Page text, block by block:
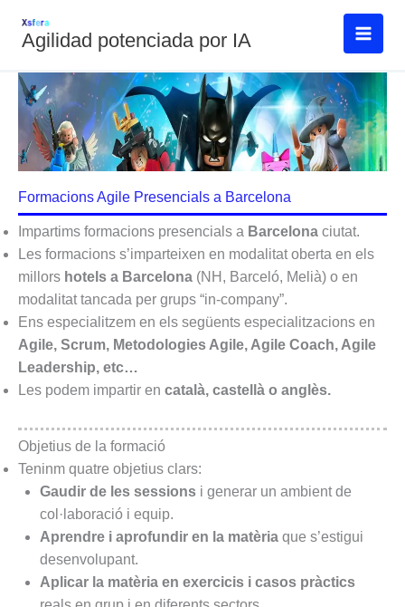
contingut
Agilidad potenciada por IA
Formacions Agile Presencials a Barcelona
Impartims formacions presencials a Barcelona ciutat.
Les formacions s’imparteixen en modalitat oberta en els
millors hotels a Barcelona (NH, Barceló, Melià) o en
modalitat tancada per grups “in-company”.
Ens especialitzem en els següents especialitzacions en
Agile, Scrum, Metodologies Agile, Agile Coach, Agile
Leadership, etc…
Les podem impartir en català, castellà o anglès.
Objetius de la formació
Teninm quatre objetius clars:
Gaudir de les sessions i generar un ambient de
col·laboració i equip.
Aprendre i aprofundir en la matèria que s’estigui
desenvolupant.
Aplicar la matèria en exercicis i casos pràctics